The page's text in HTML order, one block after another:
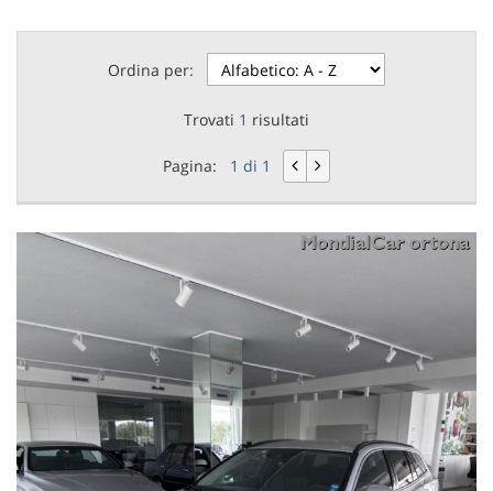
Ordina per:
Trovati 1 risultati
Pagina: 1 di 1